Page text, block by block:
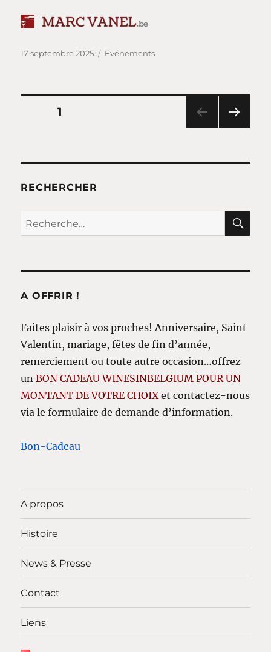
Publié
17 septembre 2025 Catégories
Evénements
Posts
PAGE1
ANT
RECHERCHER
Recherche
pour
A OFFRIR !
Faites plaisir à vos proches! Anniversaire, Saint
Valentin, mariage, fêtes de fin d’année,
remerciement ou toute autre occasion…offrez
unBON CADEAU WINESINBELGIUM POUR UN
MONTANT DE VOTRE CHOIXet contactez-nous
via le formulaire de demande d’information.
Bon-Cadeau
A propos
Histoire
News & Presse
Contact
Liens